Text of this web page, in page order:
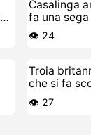
Casalinga
fa una
👁️ 24
Troia
che si fa
👁️ 27